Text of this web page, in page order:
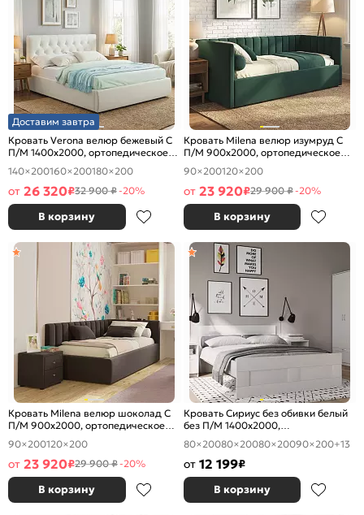
Доставим завтра
Кровать Verona велюр бежевый С
П/М 1400x2000, ортопедическое
основание, изголовье мягкое
140×200160×200180×200
от 26 320₽32 900 ₽-20%
В корзину
Кровать Milena велюр изумруд С
П/М 900x2000, ортопедическое
основание, изголовье мягкое
90×200120×200
от 23 920₽29 900 ₽-20%
В корзину
Кровать Milena велюр шоколад С
П/М 900x2000, ортопедическое
основание, изголовье мягкое
90×200120×200
от 23 920₽29 900 ₽-20%
В корзину
Кровать Сириус без обивки белый
без П/М 1400x2000,
ортопедическое основание,
изголовье жесткое
80×20080×20080×20090×200+13
от 12 199₽
В корзину